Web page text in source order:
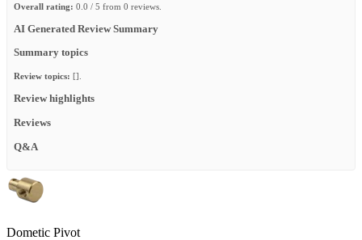
Overall rating: 0.0 / 5 from 0 reviews.
AI Generated Review Summary
Summary topics
Review topics: [].
Review highlights
Reviews
Q&A
Dometic Pivot